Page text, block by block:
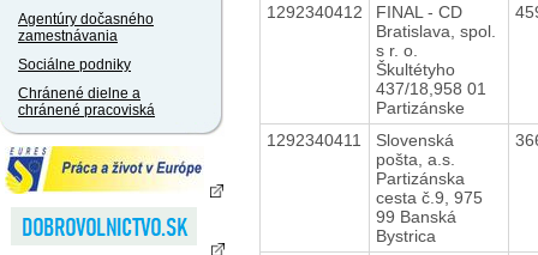
Agentúry dočasného
zamestnávania
Sociálne podniky
Chránené dielne a
chránené pracoviská
1292340412
FINAL - CD
Bratislava, spol.
s r. o.
Škultétyho
437/18,958 01
Partizánske
1292340411
Slovenská
pošta, a.s.
Partizánska
cesta č.9, 975
99 Banská
Bystrica